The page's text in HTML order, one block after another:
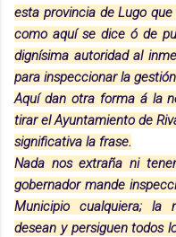
esta provincia de Lugo
como aquí se dice ó de
dignísima autoridad al
para inspeccionar la
Aquí dan otra forma á la
tirar el Ayuntamiento de
significativa la frase.
Nada nos extraña ni
gobernador mande
Municipio cualquiera; la
desean y persiguen todos